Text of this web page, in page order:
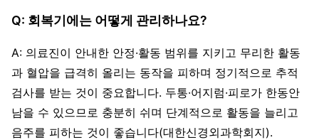
Q: 회복기에는 어떻게 관리하나요?
A: 의료진이 안내한 안정·활동 범위를 지키고 무리한 활동
과 혈압을 급격히 올리는 동작을 피하며 정기적으로 추적
검사를 받는 것이 중요합니다. 두통·어지럼·피로가 한동안
남을 수 있으므로 충분히 쉬며 단계적으로 활동을 늘리고
음주를 피하는 것이 좋습니다(대한신경외과학회지).